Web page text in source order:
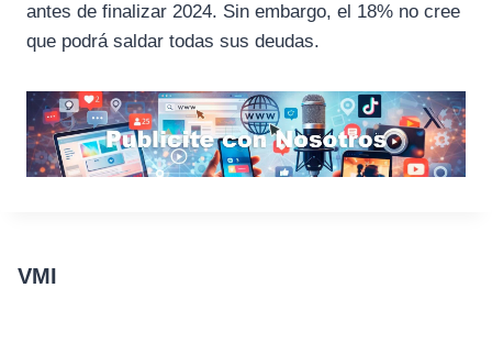
antes de finalizar 2024. Sin embargo, el 18% no cree
que podrá saldar todas sus deudas.
VMI